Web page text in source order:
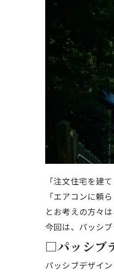
「注文住宅を建
「エアコンに頼
とお考えの方々
今回は、パッシブ
□パッシブ
パッシブデザイ